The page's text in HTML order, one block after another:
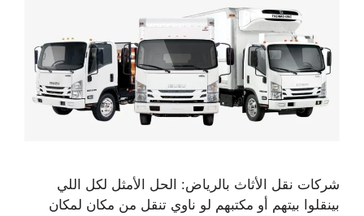
شركات نقل الأثاث بالرياض: الحل الأمثل لكل اللي
بينقلوا بيتهم أو مكتبهم لو ناوي تنقل من مكان لمكان